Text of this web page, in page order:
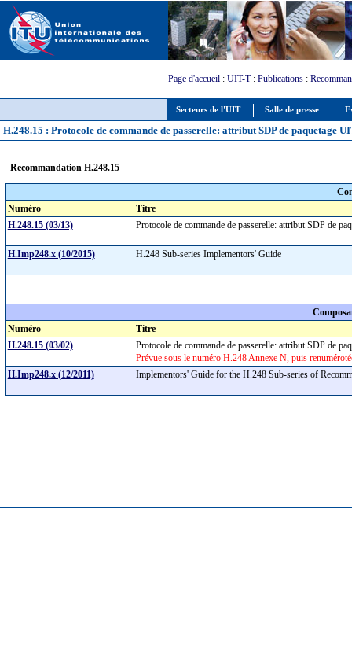
Secteurs de l'UIT Salle de presse
Page d'accueil : UIT-T: Publications :
H.248.15 : Protocole de commande de passerelle: attribut SDP de paquetage
Recommandation H.248.15
Numéro
Titre
H.248.15 (03/13)
Protocole de commande de passerelle: attribut SDP de
H.Imp248.x (10/2015) H.248 Sub-series Implementors' Guide
Numéro
Titre
H.248.15 (03/02)
Protocole de commande de passerelle: attribut SDP de
Prévue sous le numéro H.248 Annexe N, puis
H.Imp248.x (12/2011)
Implementors' Guide for the H.248 Sub-series of